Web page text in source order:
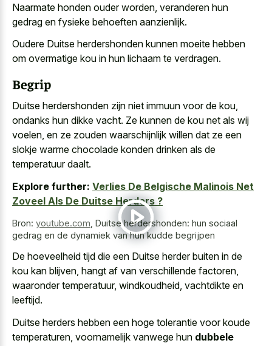
Naarmate honden ouder worden, veranderen hun
gedrag en fysieke behoeften aanzienlijk.
Oudere Duitse herdershonden kunnen moeite hebben
om overmatige kou in hun lichaam te verdragen.
Begrip
Duitse herdershonden zijn niet immuun voor de kou,
ondanks hun dikke vacht. Ze kunnen de kou net als wij
voelen, en ze zouden waarschijnlijk willen dat ze een
slokje warme chocolade konden drinken als de
temperatuur daalt.
Explore further: Verlies De Belgische Malinois Net
Zoveel Als De Duitse Herders ?
Bron: youtube.com Duitse herdershonden: hun sociaal
gedrag en de dynamiek van hun kudde begrijpen
De hoeveelheid tijd die een Duitse herder buiten in de
kou kan blijven, hangt af van verschillende factoren,
waaronder temperatuur, windkoudheid, vachtdikte en
leeftijd.
Duitse herders hebben een hoge tolerantie voor koude
temperaturen, voornamelijk vanwege hun dubbele